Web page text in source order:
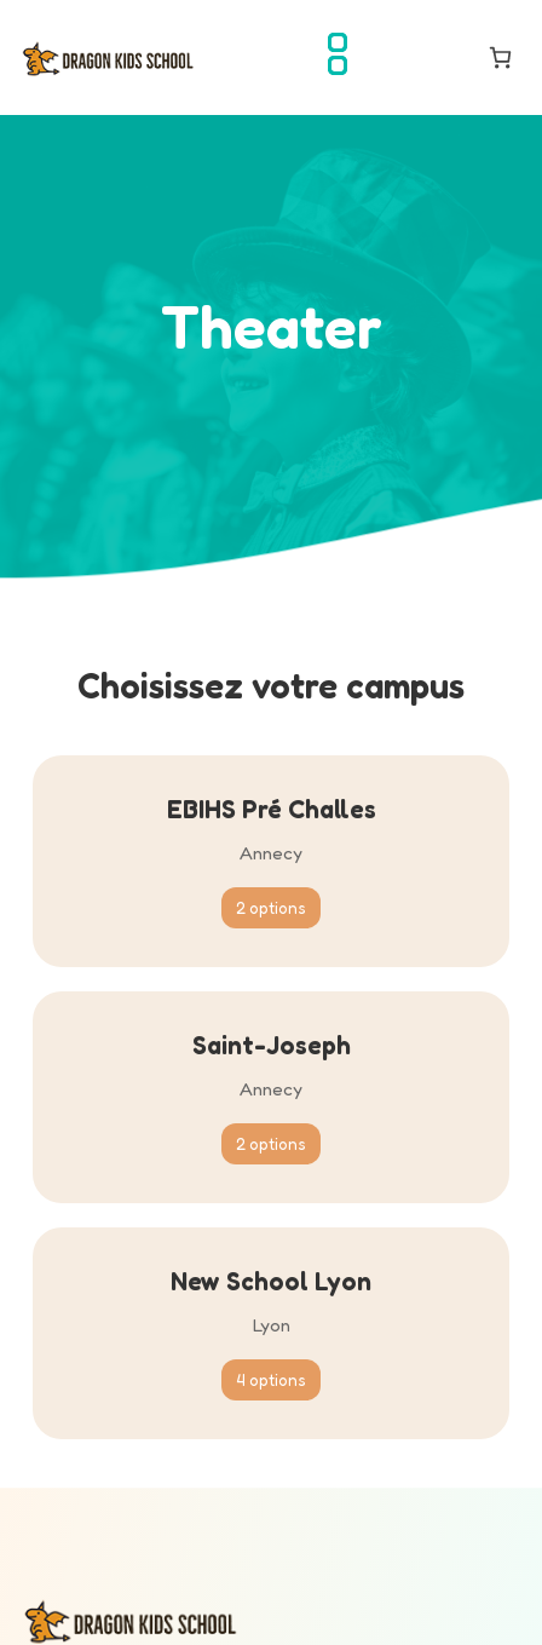
Theater
Choisissez votre campus
EBIHS Pré Challes
Annecy
2 options
Saint-Joseph
Annecy
2 options
New School Lyon
Lyon
4 options